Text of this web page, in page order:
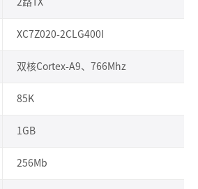
2路TX
XC7Z020-2CLG400I
双核Cortex-A9、766Mhz
85K
1GB
256Mb